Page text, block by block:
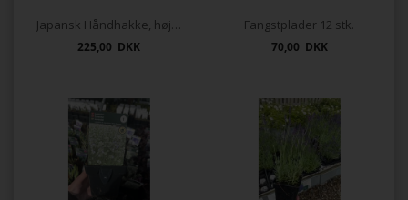
Japansk Håndhakke, højre
225,00 DKK
Fangstplader 12 stk.
70,00 DKK